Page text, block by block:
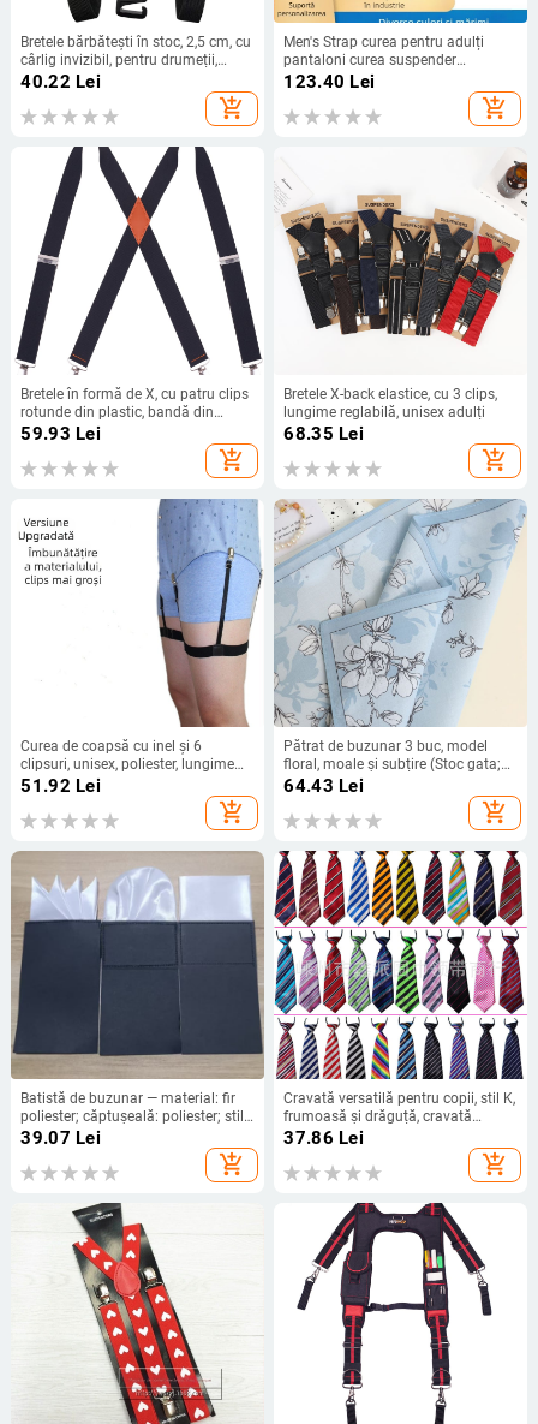
Bretele bărbătești în stoc, 2,5 cm, cu
cârlig invizibil, pentru drumeții,
bretele pentru lenjerie intimă, pentru
40.22 Lei
add_shopping_cart
Men's Strap curea pentru adulți
pantaloni curea suspender
suspender suspender suspender
suspender suspender men's belt clip
cu cataramă fără ac
123.40 Lei
add_shopping_cart
Bretele în formă de X, cu patru clips
rotunde din plastic, bandă din
poliester-cauciuc, unisex
59.93 Lei
add_shopping_cart
Bretele X-back elastice, cu 3 clips,
lungime reglabilă, unisex adulți
68.35 Lei
add_shopping_cart
Curea de coapsă cu inel și 6
clipsuri, unisex, poliester, lungime
reglabilă, elasticitate puternică
51.92 Lei
add_shopping_cart
Pătrat de buzunar 3 buc, model
floral, moale și subțire (Stoc gata;
Material: aliaj; Anul/sezon:
primăvara 2025; Prelucrare: Altul)
64.43 Lei
add_shopping_cart
Batistă de buzunar — material: fir
poliester; căptușeală: poliester; stil:
de afaceri; prelucrare: imprimare
39.07 Lei
add_shopping_cart
Cravată versatilă pentru copii, stil K,
frumoasă și drăguță, cravată
pentru studenți cu dungi și carouri
din mătase torsă, vânzare en-gros
din fabrică
37.86 Lei
add_shopping_cart